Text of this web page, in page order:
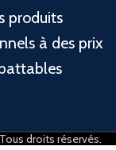
produits
à des prix
droits réservés.